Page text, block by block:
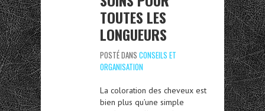
TOUTES LES
LONGUEURS
POSTÉ DANS CONSEILS ET
ORGANISATION
La coloration des cheveux est
bien plus qu’une simple